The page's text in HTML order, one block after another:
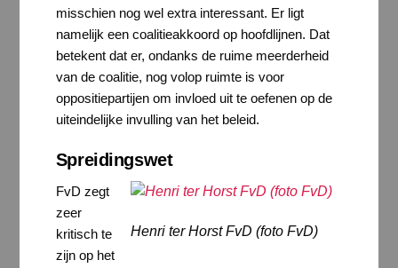
misschien nog wel extra interessant. Er ligt
namelijk een coalitieakkoord op hoofdlijnen. Dat
betekent dat er, ondanks de ruime meerderheid
van de coalitie, nog volop ruimte is voor
oppositiepartijen om invloed uit te oefenen op de
uiteindelijke invulling van het beleid.
Spreidingswet
Henri ter Horst FvD (foto FvD)
FvD zegt
zeer
kritisch te
zijn op het